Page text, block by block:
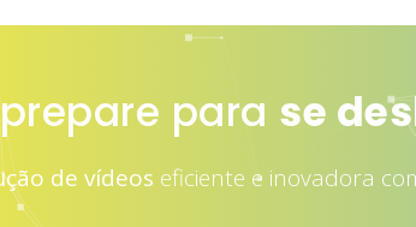
para atrair
de vídeos eficiente e inovadora